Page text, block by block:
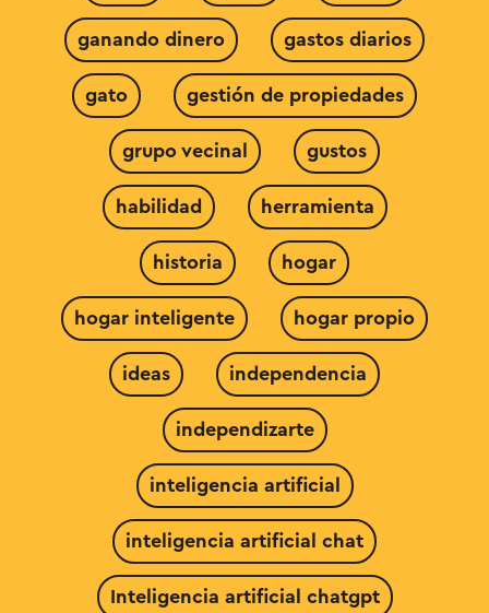
ganando dinero gastos diarios
gato gestión de propiedades
grupo vecinal gustos
habilidad herramienta
historia hogar
hogar inteligente hogar propio
ideas independencia
independizarte
inteligencia artificial
inteligencia artificial chat
Inteligencia artificial chatgpt